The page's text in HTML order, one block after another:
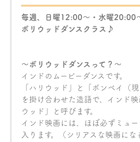
毎週、日曜12:00〜・水曜20:00
ボリウッドダンスクラス♪
〜ボリウッドダンスって？〜
インドのムービーダンスです。
「ハリウッド」と「ボンベイ（現
を掛け合わせた造語で、インド
ウッド」と呼びます。
インド映画には、ほぼ必ずミュ
入ります。（シリアスな映画にな